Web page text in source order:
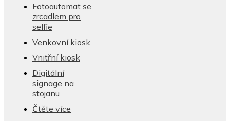
Fotoautomat se
zrcadlem pro
selfie
Venkovní kiosk
Vnitřní kiosk
Digitální
signage na
stojanu
Čtěte více